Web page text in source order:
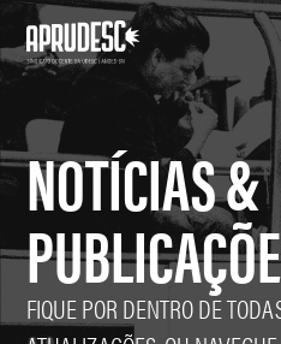
NOTÍCIAS &
FIQUE POR DENTRO DE